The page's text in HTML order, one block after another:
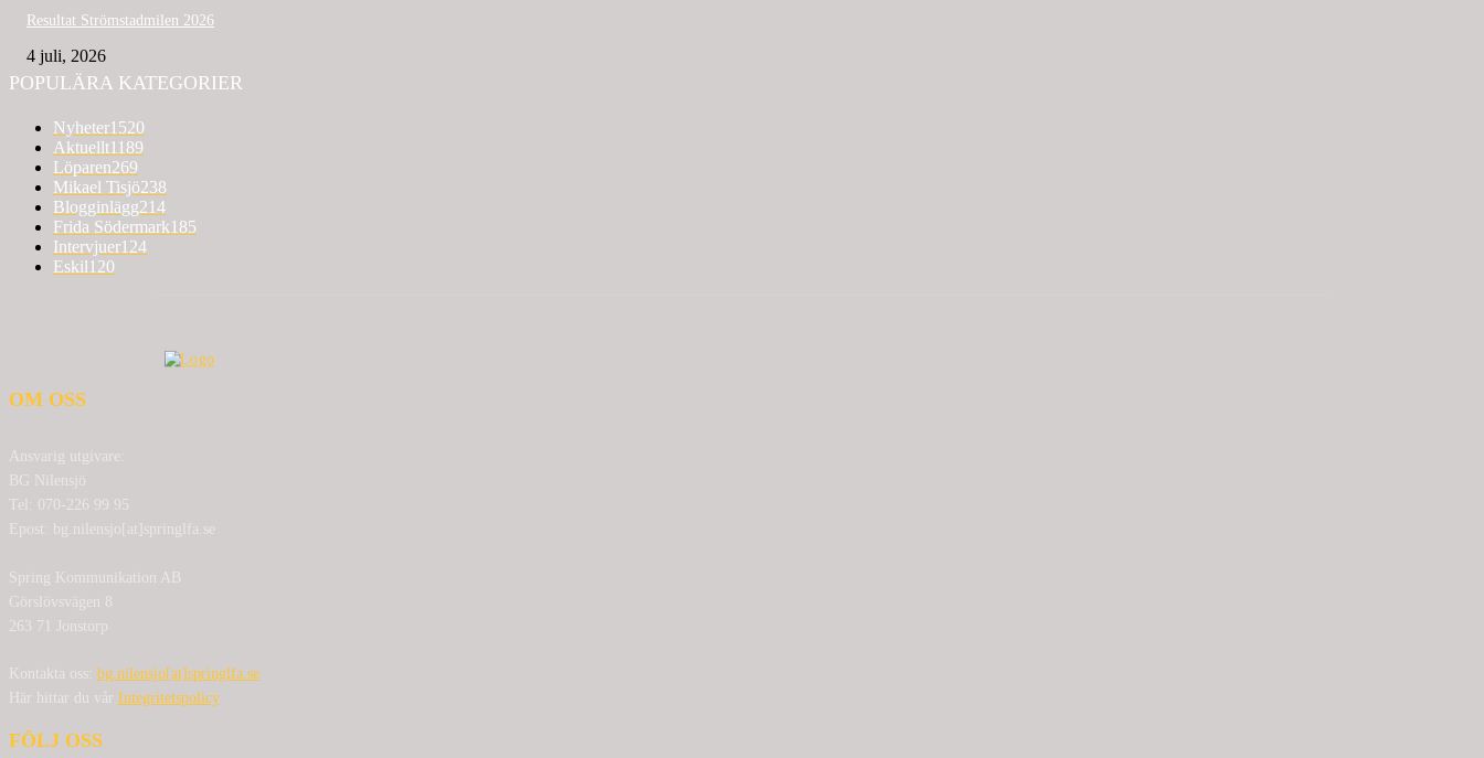
Resultat Strömstadmilen 2026
4 juli, 2026
POPULÄRA KATEGORIER
Nyheter1520
Aktuellt1189
Löparen269
Mikael Tisjö238
Blogginlägg214
Frida Södermark185
Intervjuer124
Eskil120
OM OSS
Ansvarig utgivare:
BG Nilensjö
Tel: 070-226 99 95
Epost: bg.nilensjo[at]springlfa.se
Spring Kommunikation AB
Görslövsvägen 8
263 71 Jonstorp
Kontakta oss: bg.nilensjo[at]springlfa.se
Här hittar du vår Integritetspolicy
FÖLJ OSS